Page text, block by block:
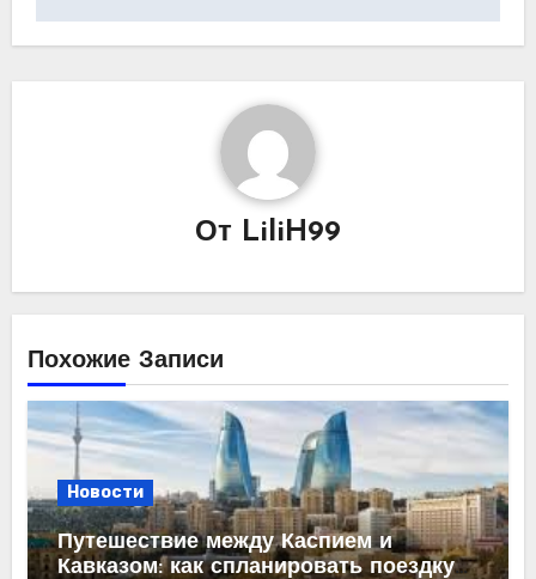
От LiliH99
Похожие Записи
Новости
Путешествие между Каспием и
Кавказом: как спланировать поездку